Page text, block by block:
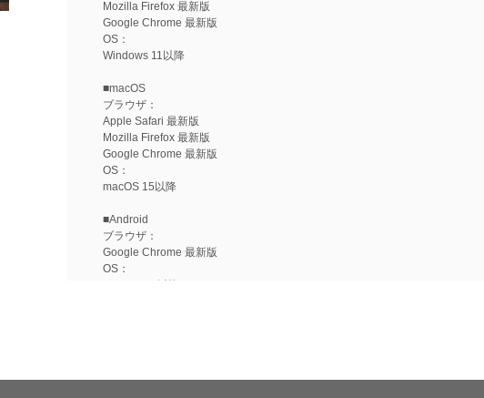
Mozilla Firefox 最新版
Google Chrome 最新版
OS：
Windows 11以降
■macOS
ブラウザ：
Apple Safari 最新版
Mozilla Firefox 最新版
Google Chrome 最新版
OS：
macOS 15以降
■Android
ブラウザ：
Google Chrome 最新版
OS：
iOS 18以降